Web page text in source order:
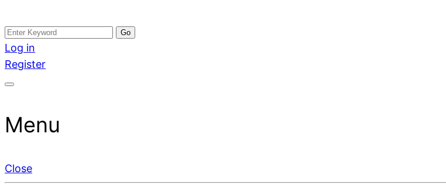
Skip
to
content
อสังหาโพสต์ รีวิวเยอะ รับจ้างโพสต์ขายบ้าน รับจ้างโพสต์อสังหา แตกต่างอย่างตั้งใจ รับรองผล
ติดGoogleหน้าแรกได้จริงๆ ใน 7 วัน
รับจ้างโพสอสังหา ขายบ้าน อสังหาโพสต์ เชื่อถือได้จริง รับโพสต์ ที่ดิน กับทีมงานบริษัท ถูกและดีที่
เดียว ที่กล้าการันตีผลงาน ประสบการณ์กว่า20ปี ทีมงานมืออาชีพ ช่วยคุณขายบ้านมานาน ตัวจริง
Search
for:
Log in
Register
Menu
Close